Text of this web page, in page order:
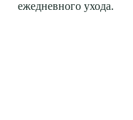
ежедневного ухода.